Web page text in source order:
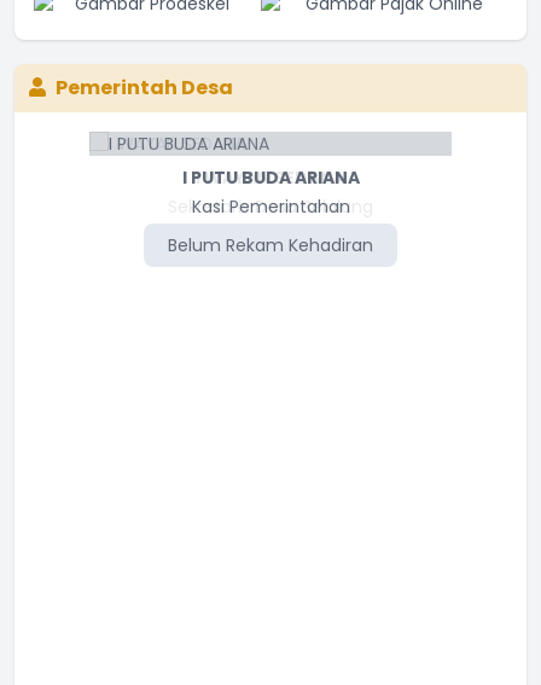
Pemerintah Desa
I PUTU BUDA ARIANA
Kasi Pemerintahan
Belum Rekam Kehadiran